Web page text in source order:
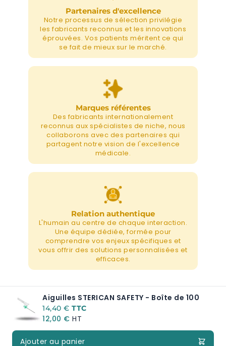
Partenaires d'excellence
Notre processus de sélection privilégie
les fabricants reconnus et les innovations
éprouvées. Vos patients méritent ce qui
se fait de mieux sur le marché.
Marques référentes
Des fabricants internationalement
reconnus aux spécialistes de niche, nous
collaborons avec des partenaires qui
partagent notre vision de l'excellence
médicale.
Relation authentique
L'humain au centre de chaque interaction.
Une équipe dédiée, formée pour
comprendre vos enjeux spécifiques et
vous offrir des solutions personnalisées et
efficaces.
Aiguilles STERICAN SAFETY - Boîte de 100
A partir de:
14,40 €
12,00 €
Ajouter au panier